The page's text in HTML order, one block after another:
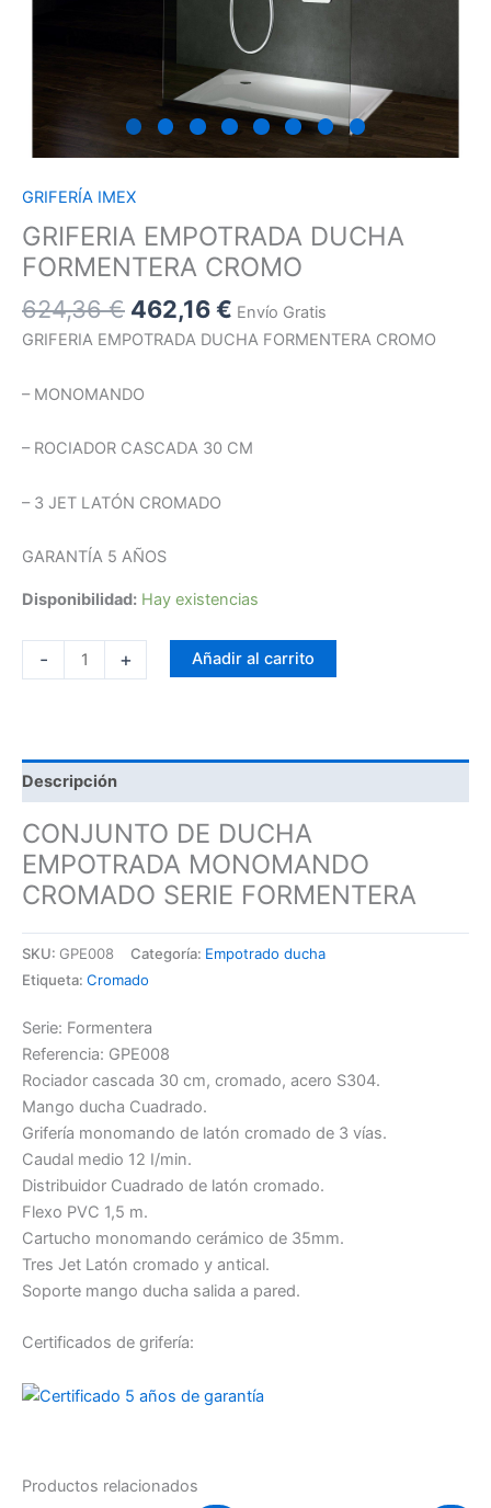
GRIFERÍA IMEX
GRIFERIA EMPOTRADA DUCHA
FORMENTERA CROMO
624,36€ 462,16€ Envío Gratis
GRIFERIA EMPOTRADA DUCHA FORMENTERA CROMO
– MONOMANDO
– ROCIADOR CASCADA 30 CM
– 3 JET LATÓN CROMADO
GARANTÍA 5 AÑOS
Disponibilidad: Hay existencias
- + Añadir al carrito
Descripción
CONJUNTO DE DUCHA
EMPOTRADA MONOMANDO
CROMADO SERIE FORMENTERA
SKU: GPE008 Categoría: Empotrado ducha
Etiqueta: Cromado
Serie: Formentera
Referencia: GPE008
Rociador cascada 30 cm, cromado, acero S304.
Mango ducha Cuadrado.
Grifería monomando de latón cromado de 3 vías.
Caudal medio 12 I/min.
Distribuidor Cuadrado de latón cromado.
Flexo PVC 1,5 m.
Cartucho monomando cerámico de 35mm.
Tres Jet Latón cromado y antical.
Soporte mango ducha salida a pared.
Certificados de grifería:
Productos relacionados